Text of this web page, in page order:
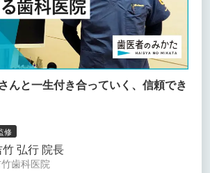
んと一生付き合っていく、信頼でき
修
弘行 院長
歯科医院